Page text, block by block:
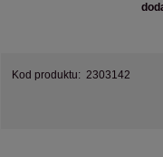
Kod produktu: 2303142